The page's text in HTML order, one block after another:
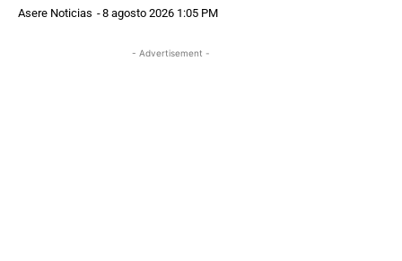
Asere Noticias -8 agosto 2026 1:05 PM
- Advertisement -